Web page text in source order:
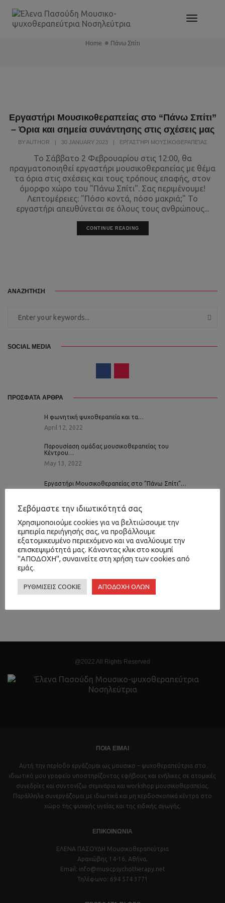
Toggle
Πάνω Σπίτι
Home Πάνω Σπίτι
Εργαστήρι Μουσικοθεραπείας στο “Πάνω Σπίτι”
– Όρια και σημεία συνάντησης στις σχέσεις μας
BY AUTHOR | 30 JANUARY 2023 | ΕΡΓΑΣΤΉΡΙ ΜΟΥΣΙΚΟΘΕΡΑΠΕΊΑΣ
Το Σάββατο 2 Φεβρουαρίου στις 12:00, θα
πραγματοποιηθεί εργαστήρι μουσικοθεραπείας με θέμα
τα όρια στις σχέσεις και τους τρόπους επαφής, στον
όμορφο χώρο του "Πάνω Σπίτι". Σας περιμένουμε!
Λεπτομέρειες: "Πόσο κοντά, πόσο μακριά;" Το
εργαστήρι απευθύνεται σε όλους τους ανθρώπους...
CONTINUE READING
ΑΝΑΖΗΤΗΣΗ
SOCIAL MEDIA
ΠΡΟΣΦΑΤΑ ΑΡΘΡΑ
Η φωνητική ψυχοθεραπεία και τα…
April 12, 2022
Παρουσίαση ομάδας μουσικοθεραπείας του
Κέντρου…
May 13, 2022
Εργαστήρι Μουσικοθεραπείας στο “Πάνω Σπίτι”…
Μουσικοθεραπεία: Το γεφύρωμα της Επιστήμης…
February 24, 2023
nevronas.gr Έλενα Πασούδη
Όλια Παμπουκίδου
Πάνω Σπίτι
Φωνητική ψυχοθεραπεία εργαστήρι θεραπευτικές προσεγγίσεις
θεραπευτική σχέση
μουσικοθεραπεία ομαδική ψυχοθεραπεία
@2022 All Rights Reserved
ΠΟΙΑ ΕΙΜΑΙ
Αυτή την περίοδο εργάζομαι ως μουσικο – ψυχοθεραπεύτρια στο
ιδιωτικό μου γραφείο υποστηρίζοντας εφήβους και ενήλικες σε ατομικές
συνεδρίες και συντονίζω σεμινάρια και workshop μουσικοθεραπείας.
Παράλληλα συνεργάζομαι με ιδιωτικά και μη κερδοσκοπικά κέντρα στο
χώρο της ψυχικής υγείας και της ειδικής αγωγής.
ΕΠΙΚΟΙΝΩΝΙΑ
ΕΛΕΝΑ ΠΑΣΟΥΔΗ Μουσικοθεραπεύτρια
Αραχώβης 14-16, Αθήνα,
Email: info@musicpsychotherapy.net
Τηλέφωνο: 694 574 3771
Σεβόμαστε την ιδιωτικότητά σας
Χρησιμοποιούμε cookies για να βελτιώσουμε την
εμπειρία περιήγησής σας, να προβάλλουμε
εξατομικευμένο περιεχόμενο και να αναλύουμε την
επισκεψιμότητά μας. Κάνοντας κλικ στο κουμπί
"ΑΠΟΔΟΧΗ", συναινείτε στη χρήση των cookies από
εμάς.
ΡΥΘΜΙΣΕΙΣ COOKIE ΑΠΟΔΟΧΗ ΟΛΩΝ